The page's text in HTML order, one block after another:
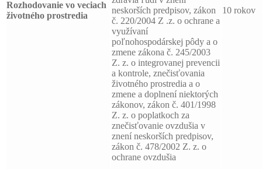
Rozhodovanie vo veciach
životného prostredia
neskorších predpisov, zákon
č. 220/2004 Z .z. o ochrane a
využívaní
poľnohospodárskej pôdy a o
zmene zákona č. 245/2003
Z. z. o integrovanej prevencii
a kontrole, znečisťovania
životného prostredia a o
zmene a doplnení niektorých
zákonov, zákon č. 401/1998
Z. z. o poplatkoch za
znečisťovanie ovzdušia v
znení neskorších predpisov,
zákon č. 478/2002 Z. z. o
ochrane ovzdušia
10 rokov